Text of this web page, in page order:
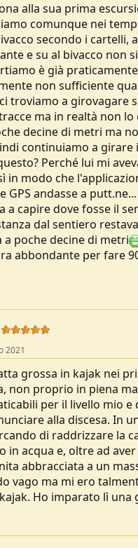
alla sua prima
comunque nei
secondo i
e su al bivacco non
è già
non sufficiente
troviamo a girovagare
ma in realtà non
decine di metri ma
continuiamo a
Perché lui mi
in modo che
GPS andasse a putt.ne...
a capire dove fosse il
dal sentiero
poche decine di metri
abbondante per fare
2021
grossa in kajak nei
non proprio in piena
per il livello mio
alla discesa. In
di raddrizzare la
acqua e, oltre ad
abbracciata a un
vago ma mi ero
Ho imparato lì